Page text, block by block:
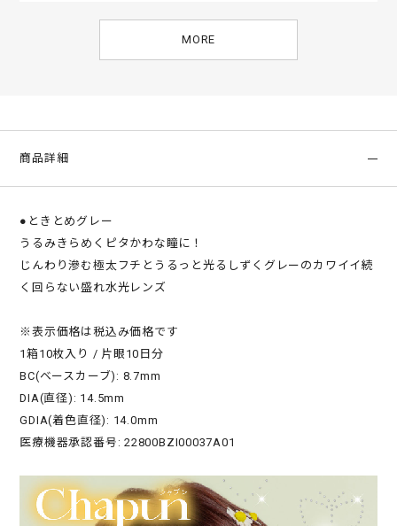
MORE
商品詳細
●ときとめグレー
うるみきらめくピタかわな瞳に！
じんわり滲む極太フチとうるっと光るしずくグレーのカワイイ続
く回らない盛れ水光レンズ
※表示価格は税込み価格です
1箱10枚入り / 片眼10日分
BC(ベースカーブ): 8.7mm
DIA(直径): 14.5mm
GDIA(着色直径): 14.0mm
医療機器承認番号: 22800BZI00037A01